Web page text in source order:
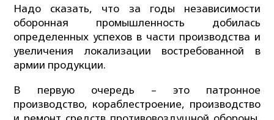
Надо сказать, что за годы независимости
оборонная промышленность добилась
определенных успехов в части производства и
увеличения локализации востребованной в
армии продукции.
В первую очередь – это патронное
производство, кораблестроение, производство